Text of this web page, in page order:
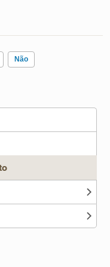
Não
me ajudou